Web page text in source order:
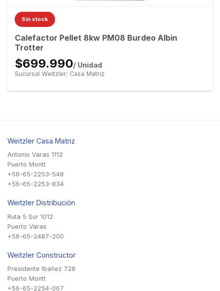
Sin stock
Calefactor Pellet 8kw PM08 Burdeo Albin
Trotter
$699.990/ Unidad
Sucursal Weitzler: Casa Matriz
Weitzler Casa Matriz
Antonio Varas 1112
Puerto Montt
+56-65-2253-548
+56-65-2253-834
Weitzler Distribución
Ruta 5 Sur 1012
Puerto Varas
+56-65-2487-200
Weitzler Constructor
Presidente Ibañez 728
Puerto Montt
+56-65-2254-067